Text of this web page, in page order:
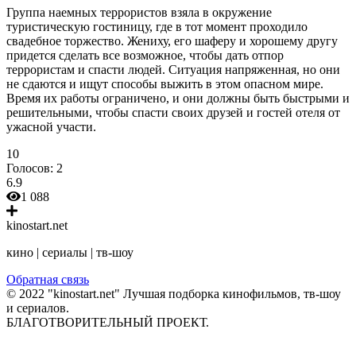
Группа наемных террористов взяла в окружение
туристическую гостиницу, где в тот момент проходило
свадебное торжество. Жениху, его шаферу и хорошему другу
придется сделать все возможное, чтобы дать отпор
террористам и спасти людей. Ситуация напряженная, но они
не сдаются и ищут способы выжить в этом опасном мире.
Время их работы ограничено, и они должны быть быстрыми и
решительными, чтобы спасти своих друзей и гостей отеля от
ужасной участи.
10
Голосов: 2
6.9
1 088
kinostart.net
кино | сериалы | тв-шоу
Обратная связь
© 2022 "kinostart.net" Лучшая подборка кинофильмов, тв-шоу
и сериалов.
БЛАГОТВОРИТЕЛЬНЫЙ ПРОЕКТ.